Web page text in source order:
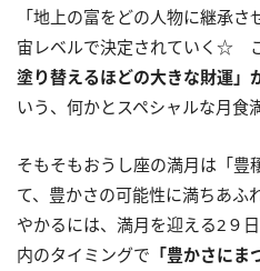
「地上の富をどの人物に継承
宙レベルで決定されていく☆
塗り替えるほどの大きな財運」
いう、何かとスペシャルな月
そもそもおうし座の満月は「豊
て、豊かさの可能性に満ちあふ
やかるには、満月を迎える2 ９
内のタイミングで 「豊かさに